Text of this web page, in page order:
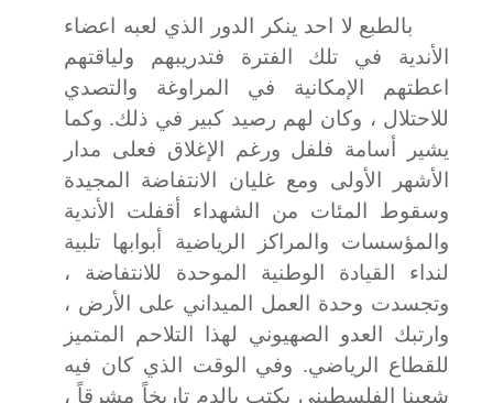
بالطبع لا احد ينكر الدور الذي لعبه اعضاء
الأندية في تلك الفترة فتدريبهم ولياقتهم
اعطتهم الإمكانية في المراوغة والتصدي
للاحتلال ، وكان لهم رصيد كبير في ذلك. وكما
يشير أسامة فلفل ورغم الإغلاق فعلى مدار
الأشهر الأولى ومع غليان الانتفاضة المجيدة
وسقوط المئات من الشهداء أقفلت الأندية
والمؤسسات والمراكز الرياضية أبوابها تلبية
لنداء القيادة الوطنية الموحدة للانتفاضة ،
وتجسدت وحدة العمل الميداني على الأرض ،
وارتبك العدو الصهيوني لهذا التلاحم المتميز
للقطاع الرياضي. وفي الوقت الذي كان فيه
شعبنا الفلسطيني يكتب بالدم تاريخاً مشرقاً ،